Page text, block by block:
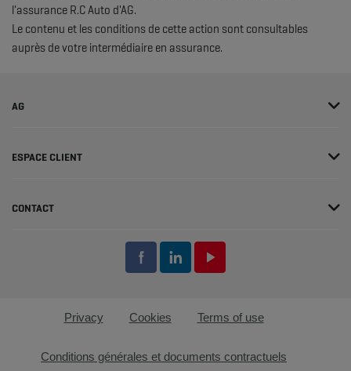
l'assurance R.C Auto d'AG.
Le contenu et les conditions de cette action sont consultables
auprès de votre intermédiaire en assurance.
AG
ESPACE CLIENT
CONTACT
Privacy Cookies Terms of use
Conditions générales et documents contractuels